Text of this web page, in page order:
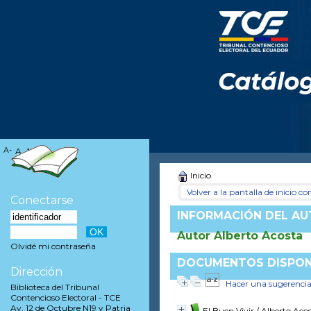
Inicio
Volver a la pantalla de inicio
INFORMACIÓN DEL
Autor Alberto Acosta
DOCUMENTOS
Hacer una sugerencia
A- A A+
Conectarse
Olvidé mi contraseña
Dirección
Biblioteca del Tribunal
Contencioso Electoral - TCE
Av. 12 de Octubre N19 y Patria